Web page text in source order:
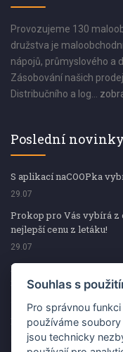
Provozujeme 130
družstva je
nápojů, průmyslového a
Zásobování našich
Distribučního a log...
Poslední novinky
S aplikací naCOOPka
29.07
Prokop pro Vás vybírá z
nejlepší cenu z letáku!
29.07
Prokop pro Vás vybírá z
nejlepší cenu z letáku!
Kup špekáčky od Váhaly
29.07
Souhlas s
Pro správnou
používáme
jsou technicky